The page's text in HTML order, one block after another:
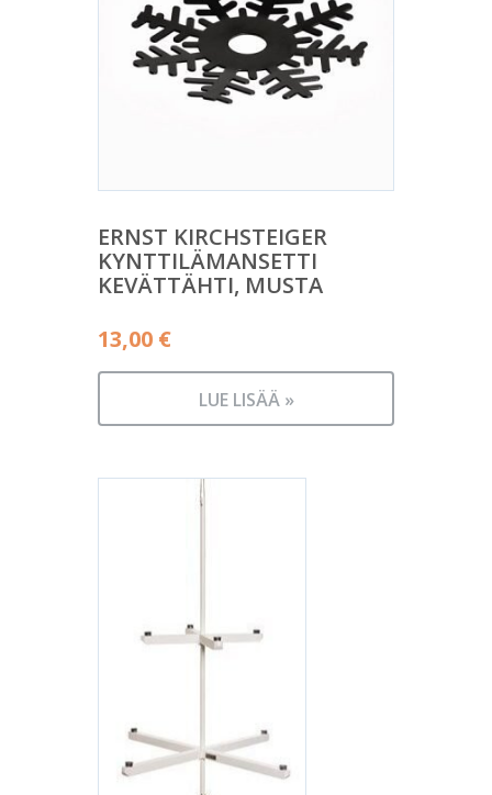
ERNST KIRCHSTEIGER
KYNTTILÄMANSETTI
KEVÄTTÄHTI, MUSTA
13,00 €
LUE LISÄÄ »